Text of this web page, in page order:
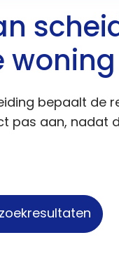
bepaalt de
pas aan, nadat